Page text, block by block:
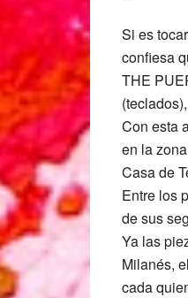
Si es
confiesa
THE
Con esta
en la
Casa de
Entre los
de sus
Ya las
Milanés,
cada